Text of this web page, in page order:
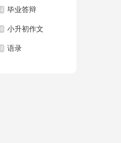
录毕业答辩
小升初作文
语录